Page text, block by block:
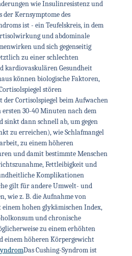
wie Insulinresistenz und
der Kernsymptome des
ist - ein Teufelskreis, in dem
und abdominale
und sich gegenseitig
zu einer schlechten
kardiovaskulären Gesundheit
können biologische Faktoren,
stören
der Cortisolspiegel beim Aufwachen
ersten 30-40 Minuten nach dem
sinkt dann schnell ab, um gegen
zu erreichen), wie Schlafmangel
zu einem höheren
und damit bestimmte Menschen
Fettleibigkeit und
Komplikationen
gilt für andere Umwelt- und
wie z. B. die Aufnahme von
hohen glykämischen Index,
und chronische
zu einem erhöhten
einem höheren Körpergewicht
Das Cushing-Syndrom ist